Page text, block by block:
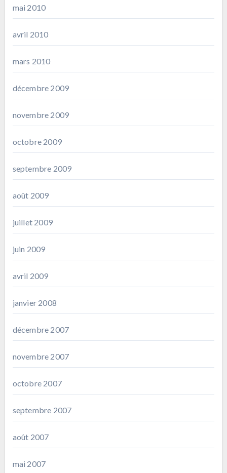
mai 2010
avril 2010
mars 2010
décembre 2009
novembre 2009
octobre 2009
septembre 2009
août 2009
juillet 2009
juin 2009
avril 2009
janvier 2008
décembre 2007
novembre 2007
octobre 2007
septembre 2007
août 2007
mai 2007